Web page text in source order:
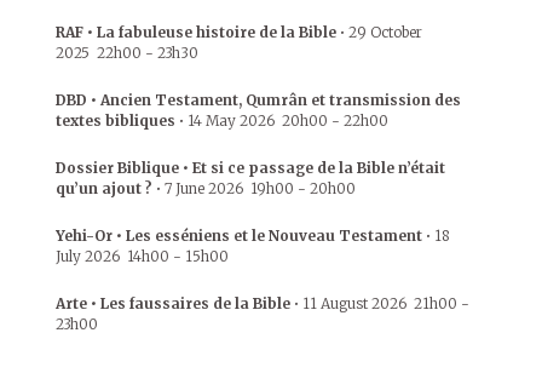
RAF • La fabuleuse histoire de la Bible • 29 October
2025 22h00 - 23h30
DBD • Ancien Testament, Qumrân et transmission des
textes bibliques • 14 May 2026 20h00 - 22h00
Dossier Biblique • Et si ce passage de la Bible n’était
qu’un ajout ? • 7 June 2026 19h00 - 20h00
Yehi-Or • Les esséniens et le Nouveau Testament • 18
July 2026 14h00 - 15h00
Arte • Les faussaires de la Bible • 11 August 2026 21h00 -
23h00